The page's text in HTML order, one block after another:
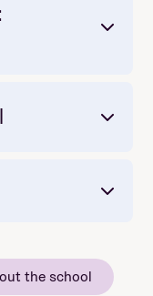
the school